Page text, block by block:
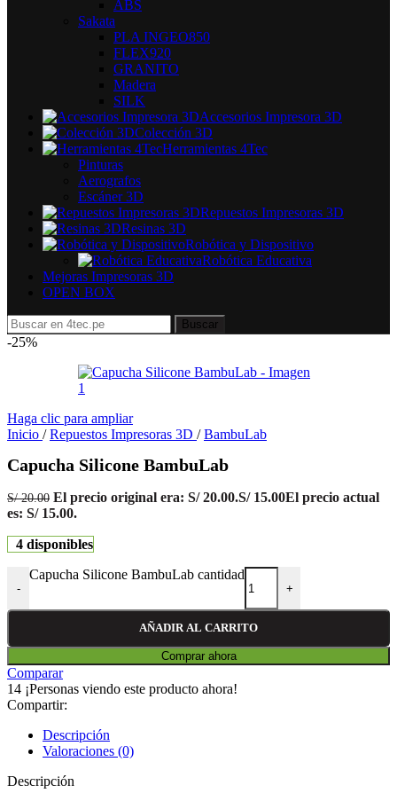
ABS
Sakata
PLA INGEO850
FLEX920
GRANITO
Madera
SILK
Accesorios Impresora 3D
Colección 3D
Herramientas 4Tec
Pinturas
Aerografos
Escáner 3D
Repuestos Impresoras 3D
Resinas 3D
Robótica y Dispositivo
Robótica Educativa
Mejoras Impresoras 3D
OPEN BOX
Buscar
-25%
Haga clic para ampliar
Inicio / Repuestos Impresoras 3D / BambuLab
Capucha Silicone BambuLab
S/20.00 El precio original era: S/ 20.00.S/15.00El precio actual
es: S/ 15.00.
4 disponibles
-
Capucha Silicone BambuLab cantidad
+
AÑADIR AL CARRITO
Comprar ahora
Comparar
14 ¡Personas viendo este producto ahora!
Compartir:
Descripción
Valoraciones (0)
Descripción